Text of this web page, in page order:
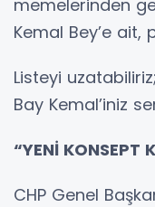
memelerinden
Kemal Bey’e
Listeyi
Bay Kemal’iniz
“YENİ KONSEPT
CHP Genel